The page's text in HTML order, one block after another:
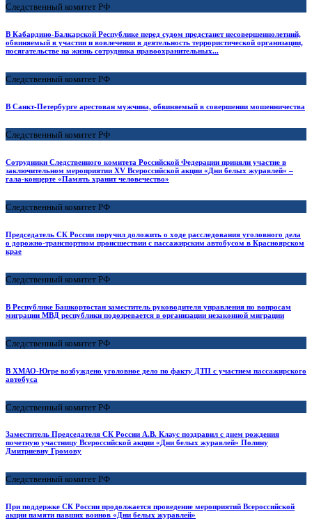
Следственный комитет РФ
В Кабардино-Балкарской Республике перед судом предстанет несовершеннолетний,
обвиняемый в участии и вовлечении в деятельность террористической организации,
посягательстве на жизнь сотрудника правоохранительных...
Следственный комитет РФ
В Санкт-Петербурге арестован мужчина, обвиняемый в совершении мошенничества
Следственный комитет РФ
Сотрудники Следственного комитета Российской Федерации приняли участие в
заключительном мероприятии XV Всероссийской акции «Дни белых журавлей» –
гала-концерте «Память хранит человечество»
Следственный комитет РФ
Председатель СК России поручил доложить о ходе расследования уголовного дела
о дорожно-транспортном происшествии с пассажирским автобусом в Красноярском
крае
Следственный комитет РФ
В Республике Башкортостан заместитель руководителя управления по вопросам
миграции МВД республики подозревается в организации незаконной миграции
Следственный комитет РФ
В ХМАО-Югре возбуждено уголовное дело по факту ДТП с участием пассажирского
автобуса
Следственный комитет РФ
Заместитель Председателя СК России А.В. Клаус поздравил с днем рождения
почетную участницу Всероссийской акции «Дни белых журавлей» Полину
Дмитриевну Громову
Следственный комитет РФ
При поддержке СК России продолжается проведение мероприятий Всероссийской
акции памяти павших воинов «Дни белых журавлей»